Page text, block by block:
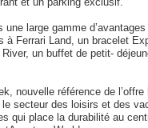
une large gamme
à Ferrari Land, un bracelet
un buffet de petit-
nouvelle référence de
secteur des loisirs et des
qui place la durabilité au